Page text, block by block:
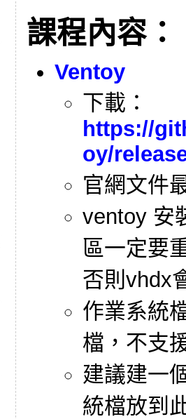
課程內容：
Ventoy
下載：
https://
oy/
官網文件
ventoy 安
區一定要
否則vhdx
作業系統
檔，不支
建議建一
統檔放到